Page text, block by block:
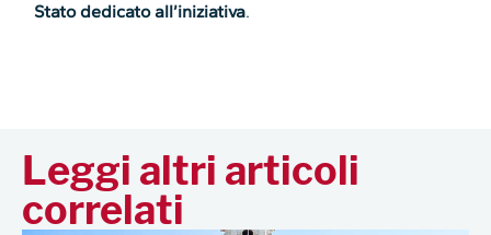
Stato dedicato all’iniziativa.
Leggi altri articoli
correlati